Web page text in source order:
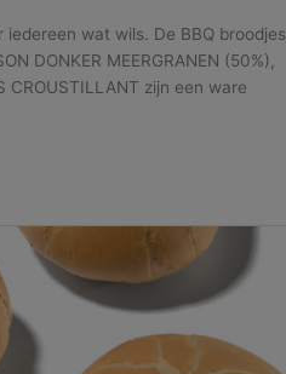
wat wils. De BBQ broodjes
DONKER MEERGRANEN (50%),
CROUSTILLANT zijn een ware